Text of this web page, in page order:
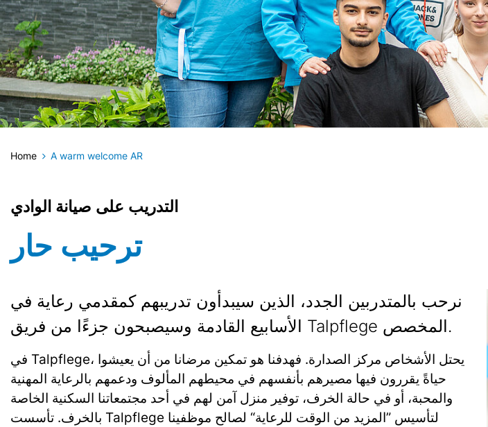
Home A warm welcome AR
التدريب على صيانة الوادي
ترحيب حار
نرحب بالمتدربين الجدد، الذين سيبدأون تدريبهم كمقدمي رعاية في
الأسابيع القادمة وسيصبحون جزءًا من فريق Talpflege المخصص.
في Talpflege، يحتل الأشخاص مركز الصدارة. فهدفنا هو تمكين مرضانا من أن يعيشوا
حياةً يقررون فيها مصيرهم بأنفسهم في محيطهم المألوف ودعمهم بالرعاية المهنية
والمحبة، أو في حالة الخرف، توفير منزل آمن لهم في أحد مجتمعاتنا السكنية الخاصة
بالخرف. تأسست Talpflege لتأسيس ”المزيد من الوقت للرعاية“ لصالح موظفينا